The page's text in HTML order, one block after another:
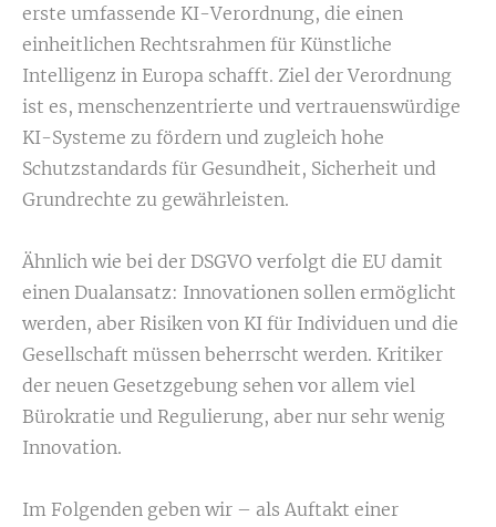
erste umfassende KI-Verordnung, die einen
einheitlichen Rechtsrahmen für Künstliche
Intelligenz in Europa schafft. Ziel der Verordnung
ist es, menschenzentrierte und vertrauenswürdige
KI-Systeme zu fördern und zugleich hohe
Schutzstandards für Gesundheit, Sicherheit und
Grundrechte zu gewährleisten.
Ähnlich wie bei der DSGVO verfolgt die EU damit
einen Dualansatz: Innovationen sollen ermöglicht
werden, aber Risiken von KI für Individuen und die
Gesellschaft müssen beherrscht werden. Kritiker
der neuen Gesetzgebung sehen vor allem viel
Bürokratie und Regulierung, aber nur sehr wenig
Innovation.
Im Folgenden geben wir – als Auftakt einer